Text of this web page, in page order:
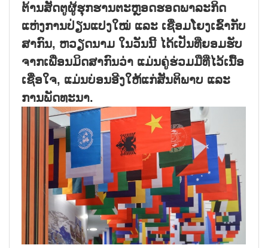
ຕ້ານສັດຕູຜູ້ຮຸກຮານຕະຫຼອດຮອດພາລະກິດ
ແຫ່ງການປ່ຽນແປງໃໝ່ ແລະ ເຊື່ອມໂຍງເຂົ້າກັບ
ສາກົນ, ຫວຽດນາມ ໃນວັນນີ້ ໄດ້ເປັນທີ່ຍອມຮັບ
ຈາກເພື່ອນມິດສາກົນວ່າ ແມ່ນຄູ່ຮ່ວມມືທີ່ໄວ້ເນື້ອ
ເຊື່ອໃຈ, ແມ່ນບ່ອນອີງໃຫ້ແກ່ສັນຕິພາບ ແລະ
ການພັດທະນາ.